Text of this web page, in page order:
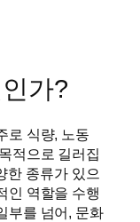
가?
로 식량, 노동
적으로 길러집
한 종류가 있으
인 역할을 수행
부를 넘어, 문화